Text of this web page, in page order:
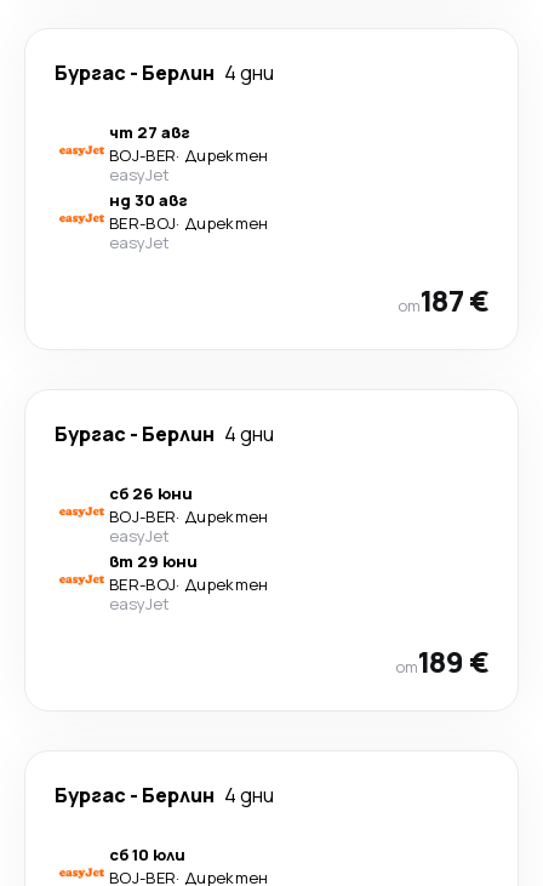
Бургас - Берлин 4 дни
чт 27 авг
BOJ-BER· Директен
easyJet
нд 30 авг
BER-BOJ· Директен
easyJet
от187 €
Бургас - Берлин 4 дни
сб 26 юни
BOJ-BER· Директен
easyJet
вт 29 юни
BER-BOJ· Директен
easyJet
от189 €
Бургас - Берлин 4 дни
сб 10 юли
BOJ-BER· Директен